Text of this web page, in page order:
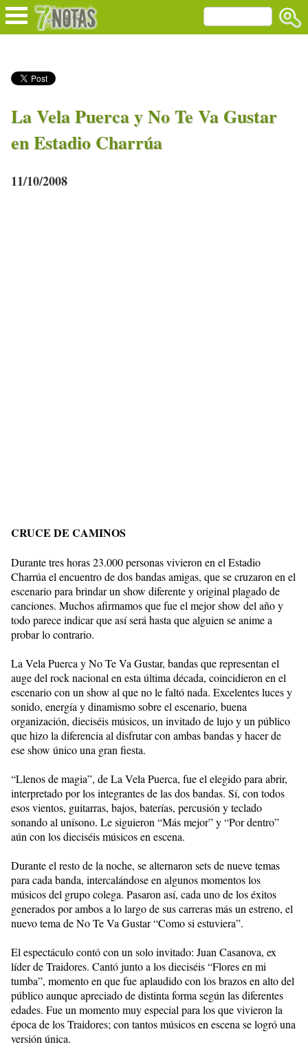
La Vela Puerca y No Te Va Gustar
en Estadio Charrúa
11/10/2008
CRUCE DE CAMINOS
Durante tres horas 23.000 personas vivieron en el Estadio
Charrúa el encuentro de dos bandas amigas, que se cruzaron en el
escenario para brindar un show diferente y original plagado de
canciones. Muchos afirmamos que fue el mejor show del año y
todo parece indicar que así será hasta que alguien se anime a
probar lo contrario.
La Vela Puerca y No Te Va Gustar, bandas que representan el
auge del rock nacional en esta última década, coincidieron en el
escenario con un show al que no le faltó nada. Excelentes luces y
sonido, energía y dinamismo sobre el escenario, buena
organización, dieciséis músicos, un invitado de lujo y un público
que hizo la diferencia al disfrutar con ambas bandas y hacer de
ese show único una gran fiesta.
“Llenos de magia”, de La Vela Puerca, fue el elegido para abrir,
interpretado por los integrantes de las dos bandas. Sí, con todos
esos vientos, guitarras, bajos, baterías, percusión y teclado
sonando al unísono. Le siguieron “Más mejor” y “Por dentro”
aún con los dieciséis músicos en escena.
Durante el resto de la noche, se alternaron sets de nueve temas
para cada banda, intercalándose en algunos momentos los
músicos del grupo colega. Pasaron así, cada uno de los éxitos
generados por ambos a lo largo de sus carreras más un estreno, el
nuevo tema de No Te Va Gustar “Como si estuviera”.
El espectáculo contó con un solo invitado: Juan Casanova, ex
líder de Traidores. Cantó junto a los dieciséis “Flores en mi
tumba”, momento en que fue aplaudido con los brazos en alto del
público aunque apreciado de distinta forma según las diferentes
edades. Fue un momento muy especial para los que vivieron la
época de los Traidores; con tantos músicos en escena se logró una
versión única.